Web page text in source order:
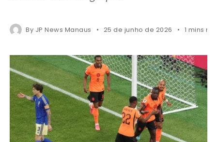
By JP News Manaus 25 de junho de 2026 1 mins